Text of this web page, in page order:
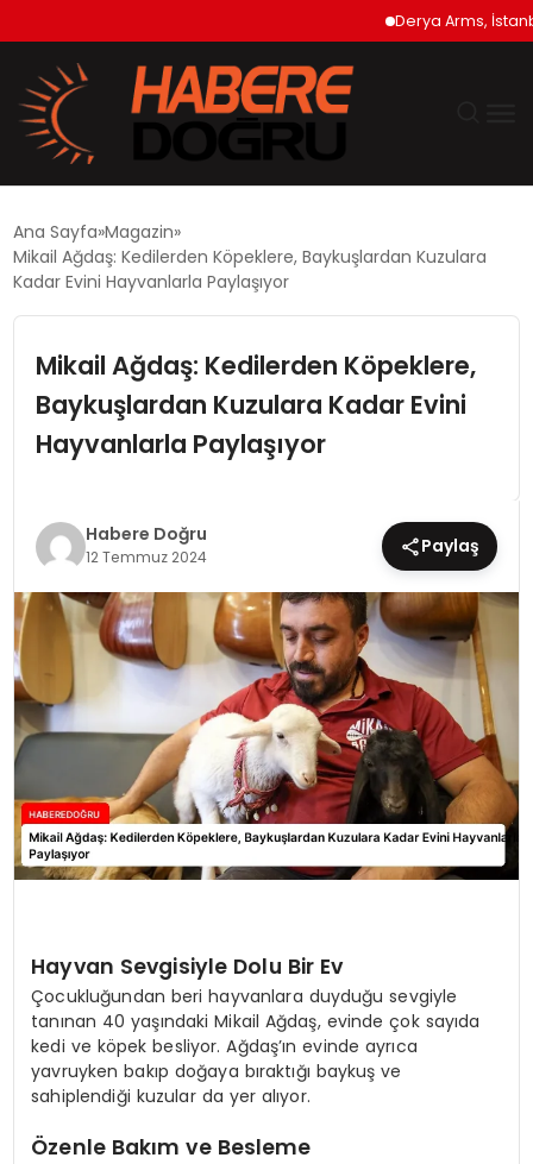
Derya Arms,
EKONOMİ
DÜNYA
TEKNOLOJİ
SPOR
EĞİTİM
MAGAZİN
SAĞLIK
Ana Sayfa Magazin
Mikail Ağdaş: Kedilerden Köpeklere, Baykuşlardan Kuzulara
Kadar Evini Hayvanlarla Paylaşıyor
Mikail Ağdaş: Kedilerden Köpeklere,
Baykuşlardan Kuzulara Kadar Evini
Hayvanlarla Paylaşıyor
Habere Doğru
12 Temmuz 2024 Paylaş
Hayvan Sevgisiyle Dolu Bir Ev
Çocukluğundan beri hayvanlara duyduğu sevgiyle
tanınan 40 yaşındaki Mikail Ağdaş, evinde çok sayıda
kedi ve köpek besliyor. Ağdaş’ın evinde ayrıca
yavruyken bakıp doğaya bıraktığı baykuş ve
sahiplendiği kuzular da yer alıyor.
Özenle Bakım ve Besleme